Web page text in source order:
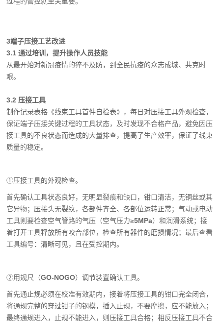
3端子压接工艺改进
3.1 通过培训，提升操作人员技能
从最开始对新冠疫情的猝不及防，到全民抗疫的众志成城、共克时
艰。
3.2 压接工具
制作记录表格《线束工具首件自检表》，每日对压接工具外观检查，
保证端子压接关键过程的工具状态，及时发现不合格产品，避免因压
接工具的不良状态而造成的大量排查，提高了生产效率，保证了线束
质量的稳定。
①压接工具的外观检查。
首先确认工具状态良好，无明显裂痕和缺口，钳口清洁，无铜丝或其
它异物；压接头无裂纹，各部件齐全、各部位运转正常；气动或电动
工具则要检查空气管路的气压（空气压力≥5MPa）和润滑系统；接
着打开工具释放所有咬合部位，检查所有器件的磨损情况；最后查看
工具编号：清晰可见，且在受控期内。
②用规尺（GO-NOGO）调节装置确认工具。
首先通止规必须在校准有效期内，接着将压接工具的钳口完全闭合，
将通规完整的穿过钳子的钢模，插入止规，不要摩擦，应不能放入；
最终通规进入，止规不能进入，则压接工具合格；相反压接工具不合